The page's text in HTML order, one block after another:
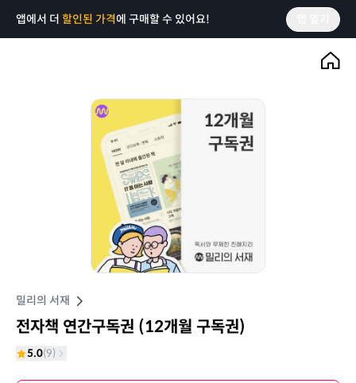
앱에서 더 할인된 가격에 구매할 수 있어요!
밀리의 서재
전자책 연간구독권 (12개월 구독권)
5.0(9)